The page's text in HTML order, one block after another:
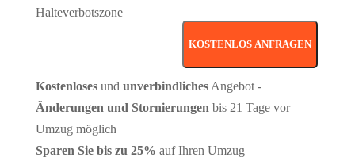
Halteverbotszone
KOSTENLOS ANFRAGEN
Kostenlosesund unverbindlichesAngebot -
Änderungen und Stornierungen bis 21 Tage vor
Umzug möglich
Sparen Sie bis zu 25% auf Ihren Umzug